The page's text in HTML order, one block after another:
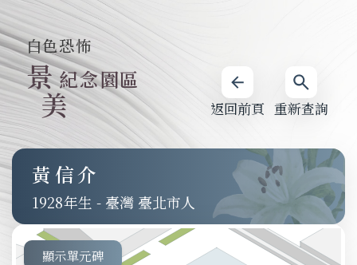
重新查詢
返回前頁
白色恐怖
景
美
紀念園區
黃信介
1928 - 臺灣 臺北市人
顯示單元碑